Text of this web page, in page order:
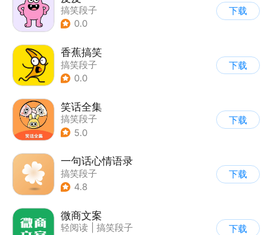
搞笑段子
0.0
下载
香蕉搞笑
搞笑段子
0.0
下载
笑话全集
搞笑段子
5.0
下载
一句话心情语录
搞笑段子
4.8
下载
微商文案
轻阅读
搞笑段子
下载